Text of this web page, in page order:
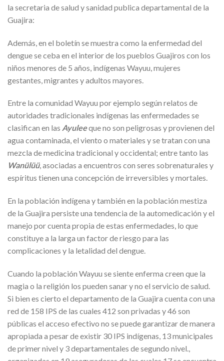
la secretaria de salud y sanidad publica departamental de la
Guajira:
Además, en el boletín se muestra como la enfermedad del
dengue se ceba en el interior de los pueblos Guajiros con los
niños menores de 5 años, indígenas Wayuu, mujeres
gestantes, migrantes y adultos mayores.
Entre la comunidad Wayuu por ejemplo según relatos de
autoridades tradicionales indígenas las enfermedades se
clasifican en las Ayuleeque no son peligrosas y provienen del
agua contaminada, el viento o materiales y se tratan con una
mezcla de medicina tradicional y occidental; entre tanto las
Wanülüü, asociadas a encuentros con seres sobrenaturales y
espíritus tienen una concepción de irreversibles y mortales.
En la población indígena y también en la población mestiza
de la Guajira persiste una tendencia de la automedicación y el
manejo por cuenta propia de estas enfermedades, lo que
constituye a la larga un factor de riesgo para las
complicaciones y la letalidad del dengue.
Cuando la población Wayuu se siente enferma creen que la
magia o la religión los pueden sanar y no el servicio de salud.
Si bien es cierto el departamento de la Guajira cuenta con una
red de 158 IPS de las cuales 412 son privadas y 46 son
públicas el acceso efectivo no se puede garantizar de manera
apropiada a pesar de existir 30 IPS indígenas, 13 municipales
de primer nivel y 3 departamentales de segundo nivel.,